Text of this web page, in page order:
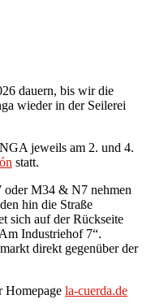
dauern, bis wir die
wieder in der Seilerei
jeweils am 2. und 4.
statt.
M34 & N7 nehmen
hin die Straße
sich auf der Rückseite
Industriehof 7“.
direkt gegenüber der
Homepage la-cuerda.de